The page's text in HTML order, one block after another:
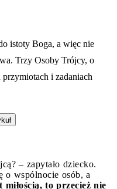
istoty Boga, a więc nie
Trzy Osoby Trójcy, o
i zadaniach
– zapytało dziecko.
o wspólnocie osób, a
miłością, to przecież nie